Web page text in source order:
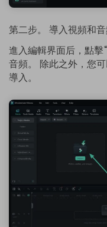
第二步。 導入視頻和
進入編輯界面后，點擊
音頻。 除此之外，您
導入。